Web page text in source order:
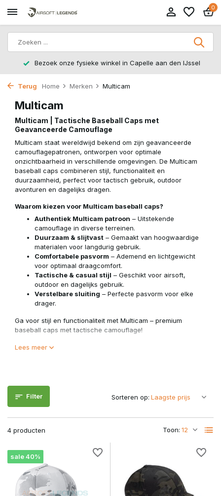
0
Bezoek onze fysieke winkel in Capelle aan den IJssel
Terug Home Merken Multicam
Multicam
Multicam | Tactische Baseball Caps met
Geavanceerde Camouflage
Multicam staat wereldwijd bekend om zijn geavanceerde
camouflagepatronen, ontworpen voor optimale
onzichtbaarheid in verschillende omgevingen. De Multicam
baseball caps combineren stijl, functionaliteit en
duurzaamheid, perfect voor tactisch gebruik, outdoor
avonturen en dagelijks dragen.
Waarom kiezen voor Multicam baseball caps?
Authentiek Multicam patroon – Uitstekende
camouflage in diverse terreinen.
Duurzaam & slijtvast – Gemaakt van hoogwaardige
materialen voor langdurig gebruik.
Comfortabele pasvorm – Ademend en lichtgewicht
voor optimaal draagcomfort.
Tactische & casual stijl – Geschikt voor airsoft,
outdoor en dagelijks gebruik.
Verstelbare sluiting – Perfecte pasvorm voor elke
drager.
Ga voor stijl en functionaliteit met Multicam – premium
baseball caps met tactische camouflage!
Lees meer
Filter
4 producten Toon:
Sorteren op:
sale 40%